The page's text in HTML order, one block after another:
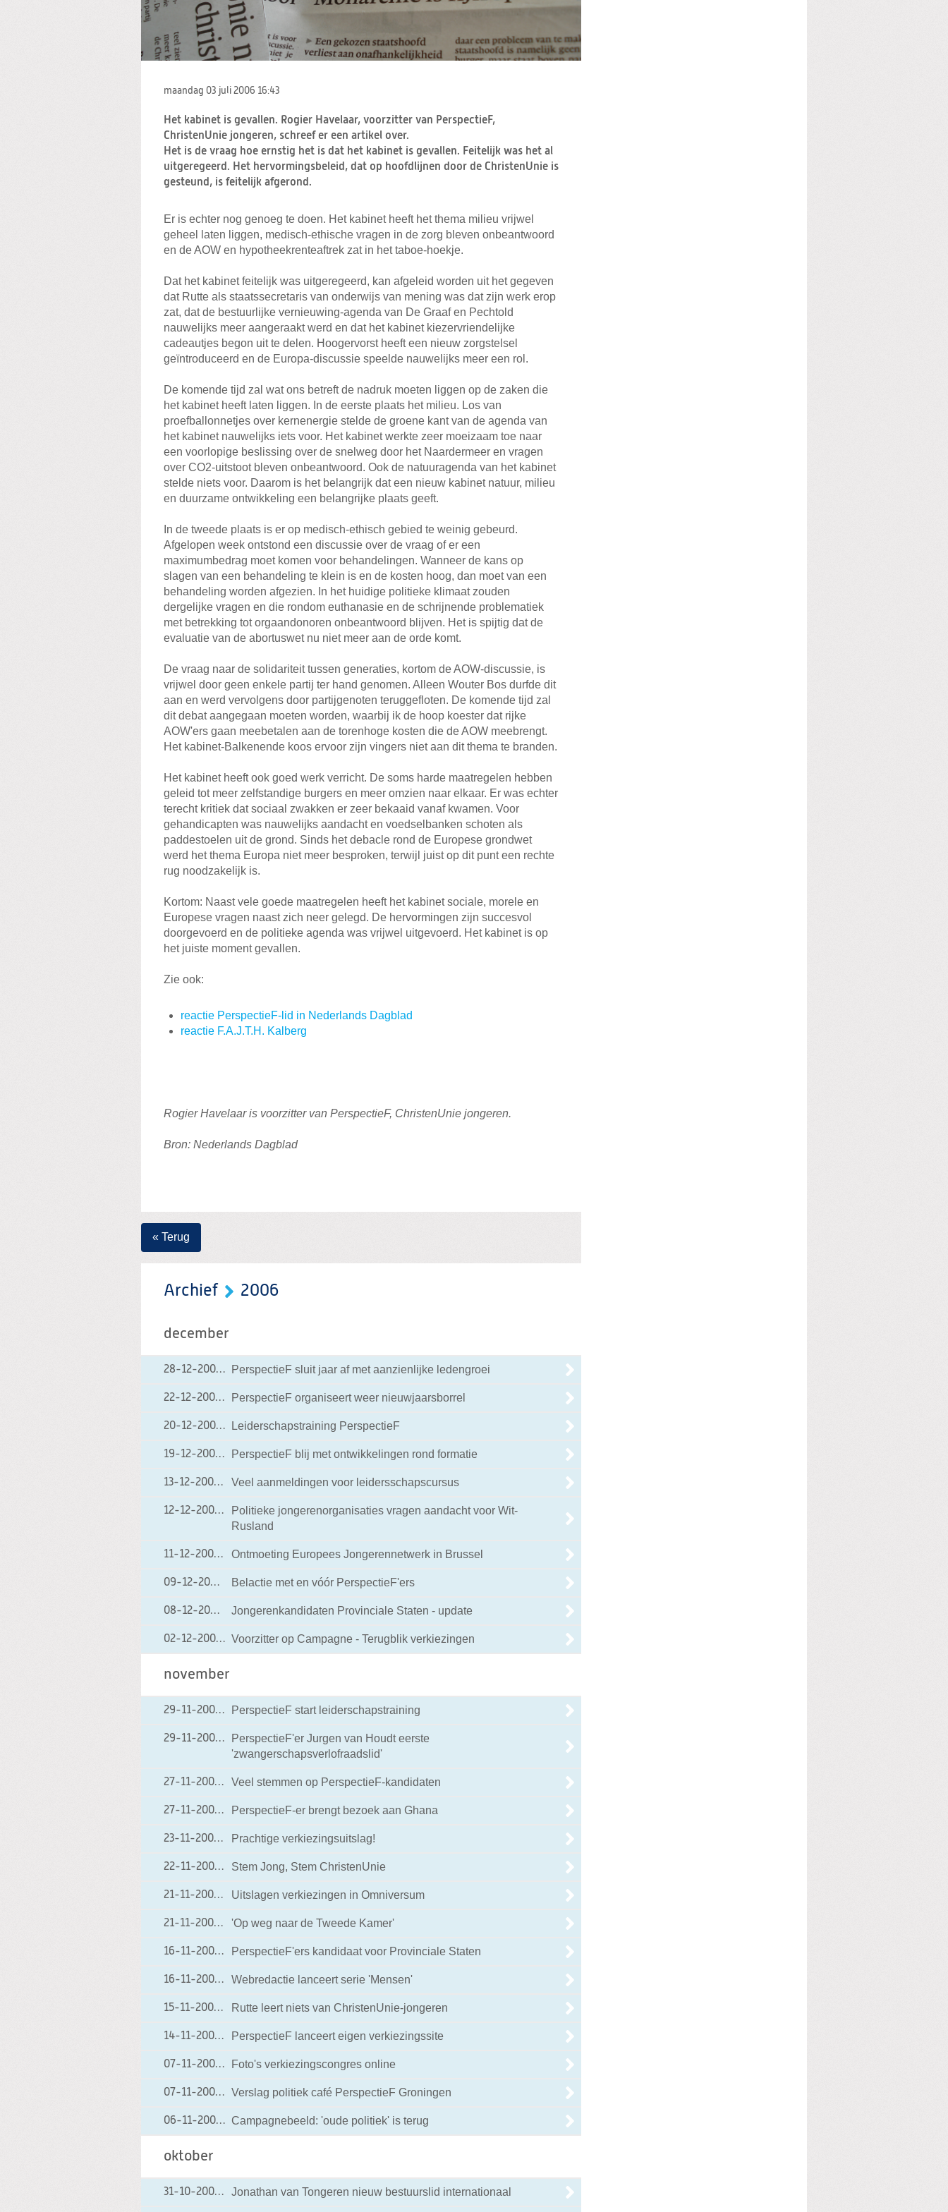
maandag 03 juli 2006 16:43
Het kabinet is gevallen. Rogier Havelaar, voorzitter van PerspectieF,
ChristenUnie jongeren, schreef er een artikel over.
Het is de vraag hoe ernstig het is dat het kabinet is gevallen. Feitelijk was het al
uitgeregeerd. Het hervormingsbeleid, dat op hoofdlijnen door de ChristenUnie is
gesteund, is feitelijk afgerond.
Er is echter nog genoeg te doen. Het kabinet heeft het thema milieu vrijwel
geheel laten liggen, medisch-ethische vragen in de zorg bleven onbeantwoord
en de AOW en hypotheekrenteaftrek zat in het taboe-hoekje.
Dat het kabinet feitelijk was uitgeregeerd, kan afgeleid worden uit het gegeven
dat Rutte als staatssecretaris van onderwijs van mening was dat zijn werk erop
zat, dat de bestuurlijke vernieuwing-agenda van De Graaf en Pechtold
nauwelijks meer aangeraakt werd en dat het kabinet kiezervriendelijke
cadeautjes begon uit te delen. Hoogervorst heeft een nieuw zorgstelsel
geïntroduceerd en de Europa-discussie speelde nauwelijks meer een rol.
De komende tijd zal wat ons betreft de nadruk moeten liggen op de zaken die
het kabinet heeft laten liggen. In de eerste plaats het milieu. Los van
proefballonnetjes over kernenergie stelde de groene kant van de agenda van
het kabinet nauwelijks iets voor. Het kabinet werkte zeer moeizaam toe naar
een voorlopige beslissing over de snelweg door het Naardermeer en vragen
over CO2-uitstoot bleven onbeantwoord. Ook de natuuragenda van het kabinet
stelde niets voor. Daarom is het belangrijk dat een nieuw kabinet natuur, milieu
en duurzame ontwikkeling een belangrijke plaats geeft.
In de tweede plaats is er op medisch-ethisch gebied te weinig gebeurd.
Afgelopen week ontstond een discussie over de vraag of er een
maximumbedrag moet komen voor behandelingen. Wanneer de kans op
slagen van een behandeling te klein is en de kosten hoog, dan moet van een
behandeling worden afgezien. In het huidige politieke klimaat zouden
dergelijke vragen en die rondom euthanasie en de schrijnende problematiek
met betrekking tot orgaandonoren onbeantwoord blijven. Het is spijtig dat de
evaluatie van de abortuswet nu niet meer aan de orde komt.
De vraag naar de solidariteit tussen generaties, kortom de AOW-discussie, is
vrijwel door geen enkele partij ter hand genomen. Alleen Wouter Bos durfde dit
aan en werd vervolgens door partijgenoten teruggefloten. De komende tijd zal
dit debat aangegaan moeten worden, waarbij ik de hoop koester dat rijke
AOW'ers gaan meebetalen aan de torenhoge kosten die de AOW meebrengt.
Het kabinet-Balkenende koos ervoor zijn vingers niet aan dit thema te branden.
Het kabinet heeft ook goed werk verricht. De soms harde maatregelen hebben
geleid tot meer zelfstandige burgers en meer omzien naar elkaar. Er was echter
terecht kritiek dat sociaal zwakken er zeer bekaaid vanaf kwamen. Voor
gehandicapten was nauwelijks aandacht en voedselbanken schoten als
paddestoelen uit de grond. Sinds het debacle rond de Europese grondwet
werd het thema Europa niet meer besproken, terwijl juist op dit punt een rechte
rug noodzakelijk is.
Kortom: Naast vele goede maatregelen heeft het kabinet sociale, morele en
Europese vragen naast zich neer gelegd. De hervormingen zijn succesvol
doorgevoerd en de politieke agenda was vrijwel uitgevoerd. Het kabinet is op
het juiste moment gevallen.
Zie ook:
reactie PerspectieF-lid in Nederlands Dagblad
reactie F.A.J.T.H. Kalberg
Rogier Havelaar is voorzitter van PerspectieF, ChristenUnie jongeren.
Bron: Nederlands Dagblad
« Terug
Archief 2006
december
28-12-200628-12-2006 16:25
PerspectieF sluit jaar af met aanzienlijke ledengroei
22-12-200622-12-2006 16:07
PerspectieF organiseert weer nieuwjaarsborrel
20-12-200620-12-2006 15:04
Leiderschapstraining PerspectieF
19-12-200619-12-2006 13:38
PerspectieF blij met ontwikkelingen rond formatie
13-12-200613-12-2006 15:38
Veel aanmeldingen voor leidersschapscursus
12-12-200612-12-2006 09:12
Politieke jongerenorganisaties vragen aandacht voor Wit-
Rusland
11-12-200611-12-2006 15:18
Ontmoeting Europees Jongerennetwerk in Brussel
09-12-2006 09-12-2006 15:28
Belactie met en vóór PerspectieF'ers
08-12-2006 08-12-2006 11:53
Jongerenkandidaten Provinciale Staten - update
02-12-200602-12-2006 18:48
Voorzitter op Campagne - Terugblik verkiezingen
november
29-11-200629-11-2006 16:55
PerspectieF start leiderschapstraining
29-11-200629-11-2006 07:38
PerspectieF'er Jurgen van Houdt eerste
'zwangerschapsverlofraadslid'
27-11-200627-11-2006 18:20
Veel stemmen op PerspectieF-kandidaten
27-11-200627-11-2006 08:12
PerspectieF-er brengt bezoek aan Ghana
23-11-200623-11-2006 15:57
Prachtige verkiezingsuitslag!
22-11-200622-11-2006 09:00
Stem Jong, Stem ChristenUnie
21-11-200621-11-2006 15:55
Uitslagen verkiezingen in Omniversum
21-11-200621-11-2006 06:17
'Op weg naar de Tweede Kamer'
16-11-200616-11-2006 18:00
PerspectieF'ers kandidaat voor Provinciale Staten
16-11-200616-11-2006 12:15
Webredactie lanceert serie 'Mensen'
15-11-200615-11-2006 00:02
Rutte leert niets van ChristenUnie-jongeren
14-11-200614-11-2006 13:46
PerspectieF lanceert eigen verkiezingssite
07-11-200607-11-2006 20:01
Foto's verkiezingscongres online
07-11-200607-11-2006 07:11
Verslag politiek café PerspectieF Groningen
06-11-200606-11-2006 10:51
Campagnebeeld: 'oude politiek' is terug
oktober
31-10-200631-10-2006 16:02
Jonathan van Tongeren nieuw bestuurslid internationaal